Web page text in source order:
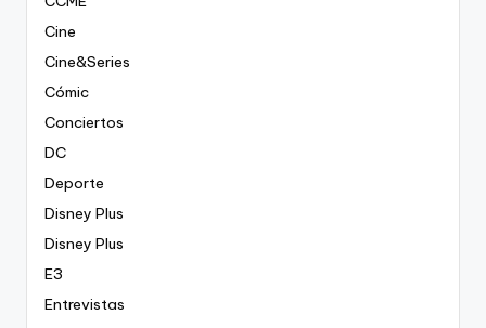
Cine
Cine&Series
Cómic
Conciertos
DC
Deporte
Disney Plus
Disney Plus
E3
Entrevistas